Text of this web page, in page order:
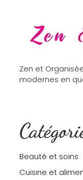
Zen et
modernes en
Beauté et soins
Cuisine et